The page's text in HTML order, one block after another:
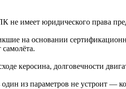
не имеет юридического права
на основании
керосина, долговечности
из параметров не устроит —